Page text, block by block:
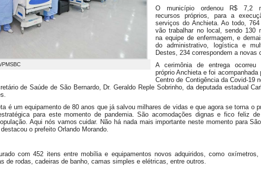
PMSBC
O município ordenou R$ 7,2
recursos próprios, para a
serviços do Anchieta. Ao todo, 764
vão trabalhar no local, sendo 130
na equipe de enfermagem, e
do administrativo, logística e
Destes, 234 correspondem a novas
A cerimônia de entrega
próprio Anchieta e foi acompanhada
Centro de Contigência da Covid-19
de Saúde de São Bernardo, Dr. Geraldo Reple Sobrinho, da deputada estadual
é um equipamento de 80 anos que já salvou milhares de vidas e que agora se torna o
para este momento de pandemia. São acomodações dignas e fico feliz
Aqui nós vamos cuidar. Não há nada mais importante neste momento para
o prefeito Orlando Morando.
com 452 itens entre mobília e equipamentos novos adquiridos, como oxímetros,
de rodas, cadeiras de banho, camas simples e elétricas, entre outros.